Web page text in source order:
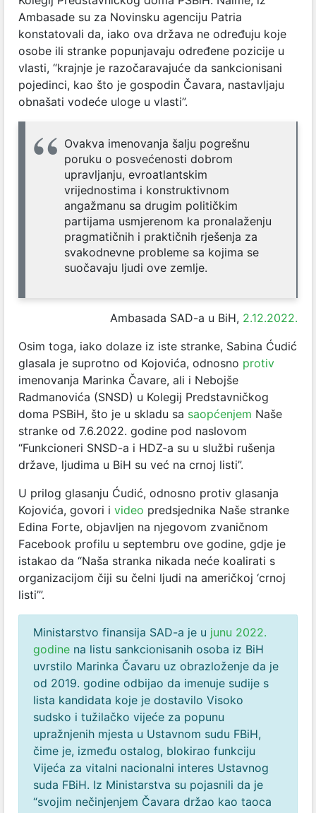
Ambasade su za Novinsku agenciju Patria
konstatovali da, iako ova država ne određuju koje
osobe ili stranke popunjavaju određene pozicije u
vlasti, “krajnje je razočaravajuće da sankcionisani
pojedinci, kao što je gospodin Čavara, nastavljaju
obnašati vodeće uloge u vlasti”.
Ovakva imenovanja šalju pogrešnu
poruku o posvećenosti dobrom
upravljanju, evroatlantskim
vrijednostima i konstruktivnom
angažmanu sa drugim političkim
partijama usmjerenom ka pronalaženju
pragmatičnih i praktičnih rješenja za
svakodnevne probleme sa kojima se
suočavaju ljudi ove zemlje.
Ambasada SAD-a u BiH, 2.12.2022.
Osim toga, iako dolaze iz iste stranke, Sabina Ćudić
glasala je suprotno od Kojovića, odnosno protiv
imenovanja Marinka Čavare, ali i Nebojše
Radmanovića (SNSD) u Kolegij Predstavničkog
doma PSBiH, što je u skladu sa saopćenjem Naše
stranke od 7.6.2022. godine pod naslovom
“Funkcioneri SNSD-a i HDZ-a su u službi rušenja
države, ljudima u BiH su već na crnoj listi”.
U prilog glasanju Ćudić, odnosno protiv glasanja
Kojovića, govori i video predsjednika Naše stranke
Edina Forte, objavljen na njegovom zvaničnom
Facebook profilu u septembru ove godine, gdje je
istakao da “Naša stranka nikada neće koalirati s
organizacijom čiji su čelni ljudi na američkoj ‘crnoj
listi’”.
Ministarstvo finansija SAD-a je u junu 2022.
godine na listu sankcionisanih osoba iz BiH
uvrstilo Marinka Čavaru uz obrazloženje da je
od 2019. godine odbijao da imenuje sudije s
lista kandidata koje je dostavilo Visoko
sudsko i tužilačko vijeće za popunu
upražnjenih mjesta u Ustavnom sudu FBiH,
čime je, između ostalog, blokirao funkciju
Vijeća za vitalni nacionalni interes Ustavnog
suda FBiH. Iz Ministarstva su pojasnili da je
“svojim nečinjenjem Čavara držao kao taoca